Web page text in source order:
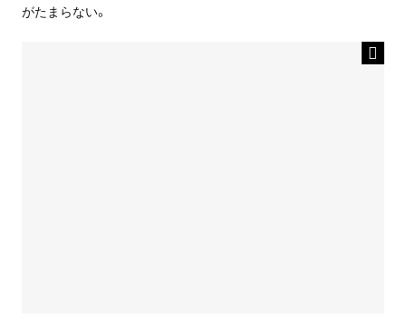
がたまらない。